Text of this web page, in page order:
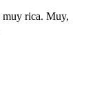
muy rica. Muy,